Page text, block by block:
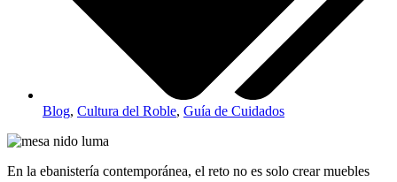
Blog, Cultura del Roble, Guía de Cuidados
En la ebanistería contemporánea, el reto no es solo crear muebles